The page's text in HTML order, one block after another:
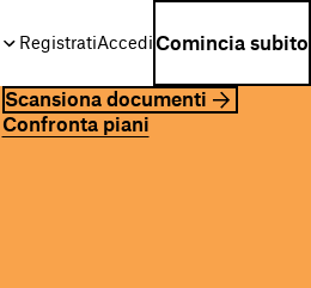
RegistratiAccedi Comincia subito
Scansiona documenti
Confronta piani